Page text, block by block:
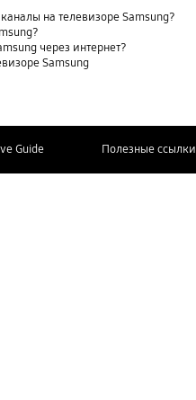
на телевизоре Samsung?
через интернет?
Samsung
Guide Полезные ссылки